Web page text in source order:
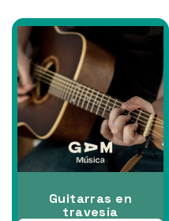
Guitarras en
travesía